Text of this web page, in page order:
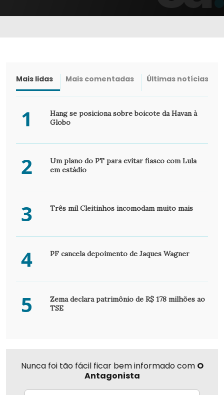
Mais lidas Mais comentadas Últimas notícias
1
Hang se posiciona sobre boicote da Havan à
Globo
2
Um plano do PT para evitar fiasco com Lula
em estádio
3 Três mil Cleitinhos incomodam muito mais
4 PF cancela depoimento de Jaques Wagner
5
Zema declara patrimônio de R$ 178 milhões ao
TSE
Nunca foi tão fácil ficar bem informado com O
Antagonista